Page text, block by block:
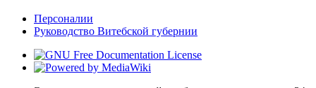
Персоналии
Руководство Витебской губернии